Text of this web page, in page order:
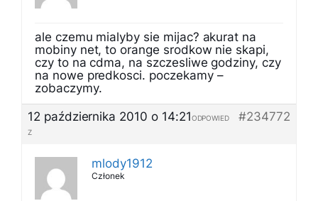
ale czemu mialyby sie mijac? akurat na
mobiny net, to orange srodkow nie skapi,
czy to na cdma, na szczesliwe godziny, czy
na nowe predkosci. poczekamy –
zobaczymy.
12 października 2010 o 14:21
#234772
ODPOWIED
Z
mlody1912
Członek